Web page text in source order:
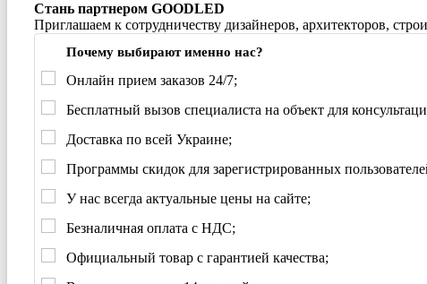
Стань партнером GOODLED
Приглашаем к сотрудничеству дизайнеров, архитекторов,
Почему выбирают именно нас?
Онлайн прием заказов 24/7;
Бесплатный вызов специалиста на объект для
Доставка по всей Украине;
Программы скидок для зарегистрированных
У нас всегда актуальные цены на сайте;
Безналичная оплата с НДС;
Официальный товар с гарантией качества;